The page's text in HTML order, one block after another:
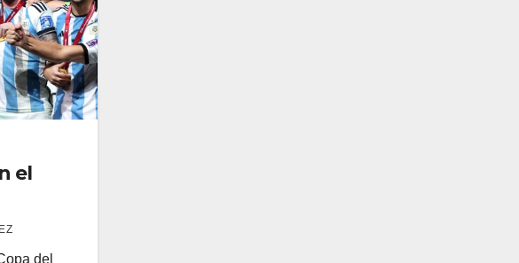
el
del